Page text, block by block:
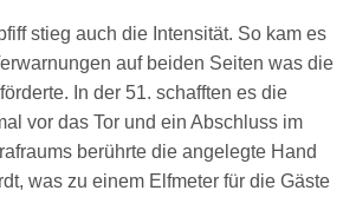
stieg auch die Intensität. So kam es
auf beiden Seiten was die
In der 51. schafften es die
vor das Tor und ein Abschluss im
berührte die angelegte Hand
was zu einem Elfmeter für die Gäste